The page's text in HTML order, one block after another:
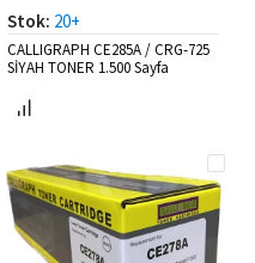
Stok: 20+
CALLIGRAPH CE285A / CRG-725
SİYAH TONER 1.500 Sayfa